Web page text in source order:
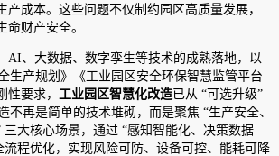
产成本。这些问题不仅制约园区高质量发展，
命财产安全。
AI、大数据、数字孪生等技术的成熟落地，以
生产规划》《工业园区安全环保智慧监管平台
性要求， 工业园区智慧化改造已从 “可选升级”
不再是简单的技术堆砌，而是聚焦 “生产安全、
三大核心场景，通过 “感知智能化、决策数据
流程优化，实现风险可防、设备可控、能耗可降